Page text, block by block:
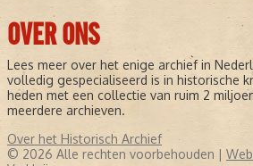
OVER ONS
Lees meer over het enige archief in
volledig gespecialiseerd is in historische
heden met een collectie van ruim 2
meerdere archieven.
Over het Historisch Archief
© 2026 Alle rechten voorbehouden |